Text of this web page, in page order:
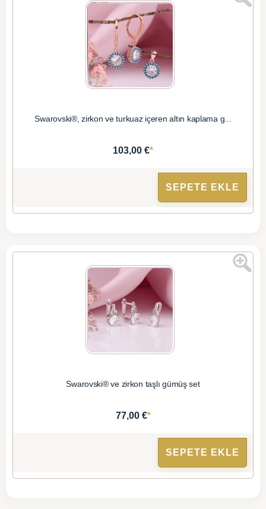
Swarovski®, zirkon ve turkuaz içeren altın kaplama g...
103,00 €*
SEPETE EKLE
Swarovski® ve zirkon taşlı gümüş set
77,00 €*
SEPETE EKLE